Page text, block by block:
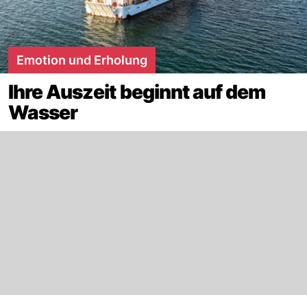
Emotion und Erholung
Ihre Auszeit beginnt auf dem
Wasser